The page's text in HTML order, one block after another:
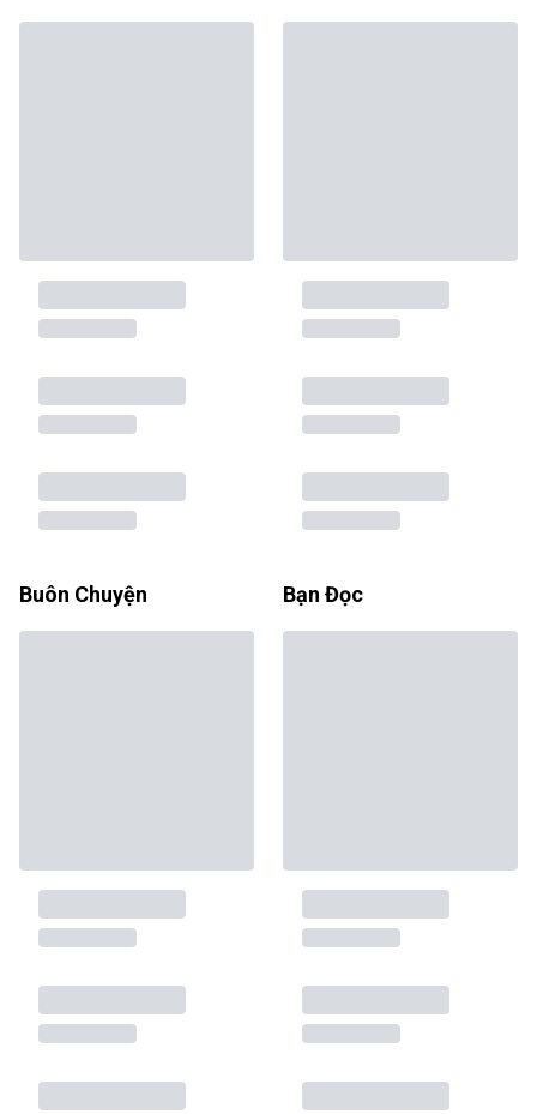
Buôn Chuyện Bạn Đọc